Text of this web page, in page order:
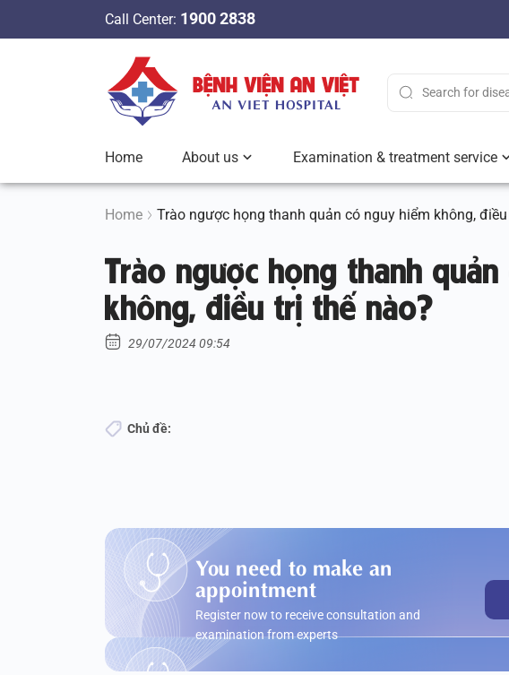
n
Call Center: 1900 2838
Home About us Examination & treatment service
Home Trào ngược họng thanh quản có nguy hiểm không,
Trào ngược họng thanh
không, điều trị thế nào?
29/07/2024 09:54
Chủ đề:
You need to make an
appointment
Register now to receive consultation and
examination from experts